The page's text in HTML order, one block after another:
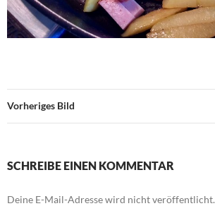
Vorheriges Bild
SCHREIBE EINEN KOMMENTAR
Deine E-Mail-Adresse wird nicht veröffentlicht.